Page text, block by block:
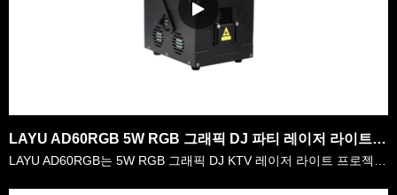
LAYU AD60RGB 5W RGB 그래픽 DJ 파티 레이저 라이트 프로젝터
LAYU AD60RGB는 5W RGB 그래픽 DJ KTV 레이저 라이트 프로젝터입니다.그것은 5watt RGB 레이저 전력을 가진 매우 압축 된 디자인 레이저입니다.모바일 djs가 어디서나 그것을 운반하는 것이 매우 편리하며 가족 파티에도 좋습니다.내부에는 128종류 이상의 그래픽 및 내내내부에 구축된 내내부분이 있습니다.사용자는 자신의 요구에 따라 그래픽……